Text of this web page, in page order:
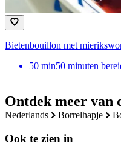
Ontdek meer van
nederlands borrelhapje
Ook te zien in
Bietenbouillon met
50 min50 minuten